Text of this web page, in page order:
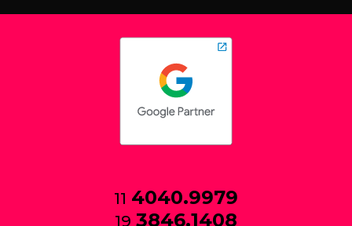
11 4040.9979
19 3846.1408